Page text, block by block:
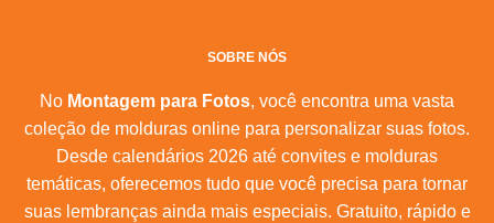
SOBRE NÓS
No Montagem para Fotos, você encontra uma vasta
coleção de molduras online para personalizar suas fotos.
Desde calendários 2026 até convites e molduras
temáticas, oferecemos tudo que você precisa para tornar
suas lembranças ainda mais especiais. Gratuito, rápido e